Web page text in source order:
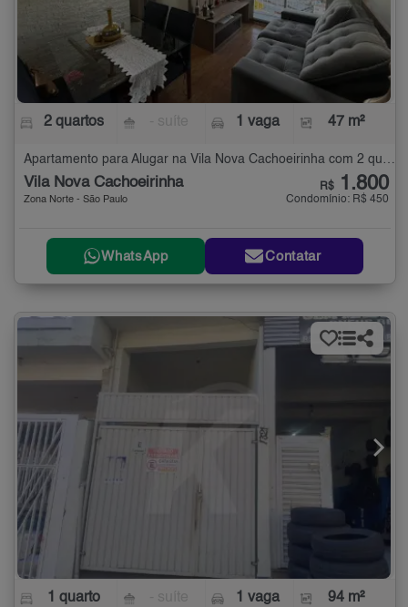
2 quartos 1 vaga 47 m²
Apartamento para Alugar na Vila Nova Cachoeirinha com 2 quartos - 47 m²
Vila Nova Cachoeirinha
Zona Norte - São Paulo
R$ 1.800
Condomínio: R$ 450
WhatsApp Contatar
1 quarto 1 vaga 94 m²